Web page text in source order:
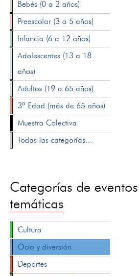
Bebés (0 a 2 años)
Preescolar (3 a 5 años)
Infancia (6 a 12 años)
Adolescentes (13 a 18
años)
Adultos (19 a 65 años)
3ª Edad (más de 65 años)
Muestra Colectiva
Todas las categorías...
Categorías de
temáticas
Cultura
Ocio y diversión
Deportes